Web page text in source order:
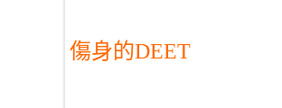
傷身的DEET